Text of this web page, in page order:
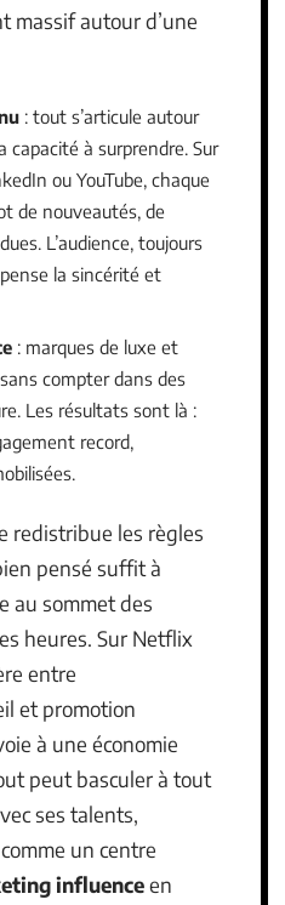
massif autour d’une
: tout s’articule autour
capacité à surprendre. Sur
ou YouTube, chaque
de nouveautés, de
L’audience, toujours
la sincérité et
: marques de luxe et
compter dans des
Les résultats sont là :
record,
redistribue les règles
pensé suffit à
au sommet des
heures. Sur Netflix
entre
et promotion
à une économie
peut basculer à tout
ses talents,
un centre
influenceen